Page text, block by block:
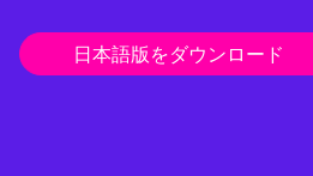
日本語版をダウンロード